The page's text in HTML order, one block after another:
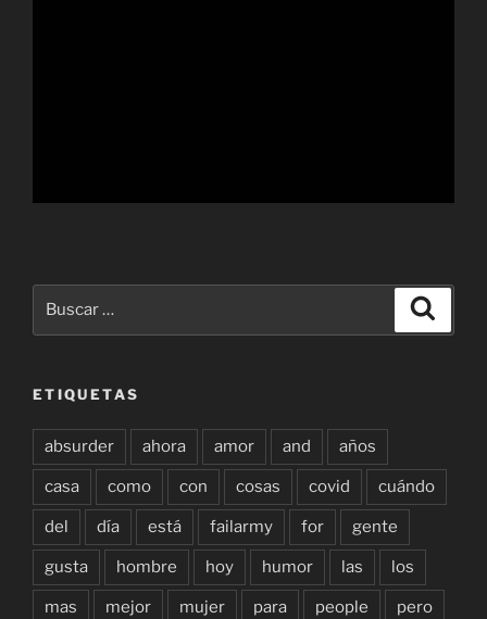
ETIQUETAS
absurder ahora amor and años
casa como con cosas covid cuándo
del día está failarmy for gente
gusta hombre hoy humor las los
mas mejor mujer para people pero